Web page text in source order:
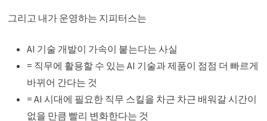
그리고 내가 운영하는 지피터스는
AI 기술 개발이 가속이 붙는다는 사실
= 직무에 활용할 수 있는 AI 기술과 제품이 점점 더 빠르게
바뀌어 간다는 것
= AI 시대에 필요한 직무 스킬을 차근 차근 배워갈 시간이
없을 만큼 빨리 변화한다는 것